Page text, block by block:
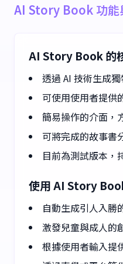
AI Story Book 功能
AI Story Book 的
透過 AI 技術生成
可使用使用者提供
簡易操作的介面，
可將完成的故事書
目前為測試版本，
使用 AI Story
自動生成引人入勝
激發兒童與成人的
根據使用者輸入提